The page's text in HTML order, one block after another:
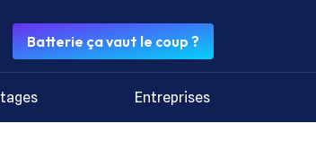
Batterie ça vaut le coup ?
Entreprises